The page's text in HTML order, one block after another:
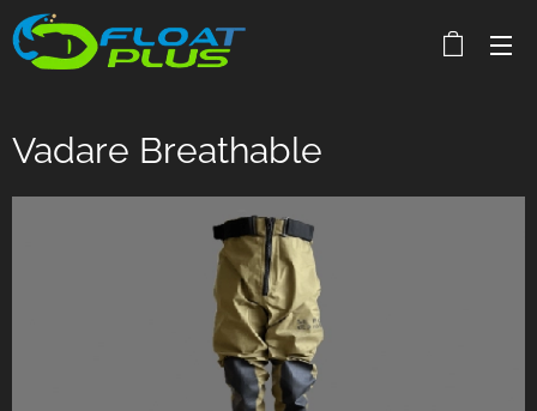
Vadare Breathable